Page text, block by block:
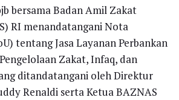
bersama Badan Amil Zakat
RI menandatangani Nota
tentang Jasa Layanan Perbankan
Zakat, Infaq, dan
ditandatangani oleh Direktur
Renaldi serta Ketua BAZNAS